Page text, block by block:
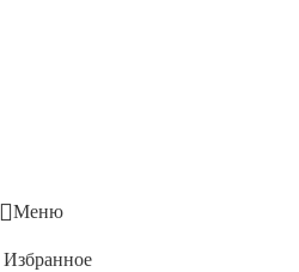
Меню
Избранное